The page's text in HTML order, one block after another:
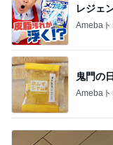
レジェ
Amebaト
鬼門の
Amebaト